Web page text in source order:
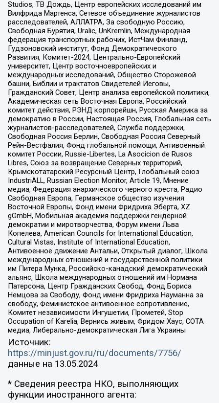
Studios, ТВ Дождь, Центр европейских исследований им
Вилфрида Мартенса, Сетевое объединение журналистов
расследователей, АЛЛАТРА, За свободную Россию,
Свободная Бурятия, Uralic, UnKremlin, Международная
федерация транспортных рабочих, ИстЧам Финланд,
Гудзоновский институт, Фонд Демократического
Развития, Комитет-2024, Центрально-Европейский
университет, Центр восточноевропейских и
международных исследований, Общество Сторожевой
башни, Библии и трактатов Свидетелей Иеговы,
Гражданский Совет, Центр анализа европейской политики,
Академическая сеть Восточная Европа, Российский
комитет действия, РЭНД корпорейшн, Русская Америка за
демократию в России, Настоящая Россия, Глобальная сеть
журналистов-расследователей, Служба поддержки,
Свободная Россия Берлин, Свободная Россия Северный
Рейн-Вестфалия, Фонд глобальной помощи, Антивоенный
комитет России, Russie-Libertes, La Asocicion de Rusos
Libres, Союз за возвращение Северных территорий,
Крымскотатарский Ресурсный Центр, Глобальный союз
IndustriALL, Russian Election Monitor, Article 19, Мнение
медиа, Федерация анархического черного креста, Радио
Свободная Европа, Германское общество изучения
Восточной Европы, Фонд имени Фридриха Эберта, XZ
gGmbH, Мобильная академия поддержки гендерной
демократии и миротворчества, Форум имени Льва
Копелева, American Councils for International Education,
Cultural Vistas, Institute of International Education,
Антивоенное движение Антальи, Открытый диалог, Школа
международных отношений и государственной политики
им Питера Мунка, Российско-канадский демократический
альянс, Школа международных отношений им Нормана
Патерсона, Центр Гражданских Свобод, Фонд Бориса
Немцова за Свободу, Фонд имени Фридриха Науманна за
свободу, Феминистское антивоенное сопротивление,
Комитет независимости Ингушетии, Прометей, Stop
Occupation of Karelia, Вернись живым, Фридом Хаус, СОТА
медиа, Либерально-демократическая Лига Украины
Источник:
https://minjust.gov.ru/ru/documents/7756/
данные на 13.05.2024
* Сведения реестра НКО, выполняющих
функции иностранного агента: